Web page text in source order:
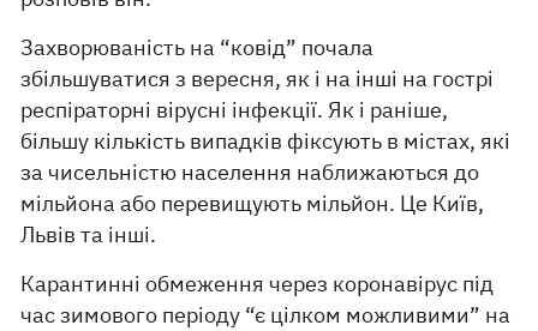
Захворюваність на “ковід” почала
збільшуватися з вересня, як і на інші на гострі
респіраторні вірусні інфекції. Як і раніше,
більшу кількість випадків фіксують в містах, які
за чисельністю населення наближаються до
мільйона або перевищують мільйон. Це Київ,
Львів та інші.
Карантинні обмеження через коронавірус під
час зимового періоду “є цілком можливими” на